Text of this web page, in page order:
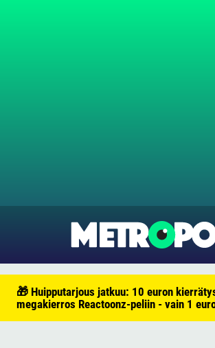
🎁 Huipputarjous jatkuu: 10 euron
megakierros Reactoonz-peliin - vain 1